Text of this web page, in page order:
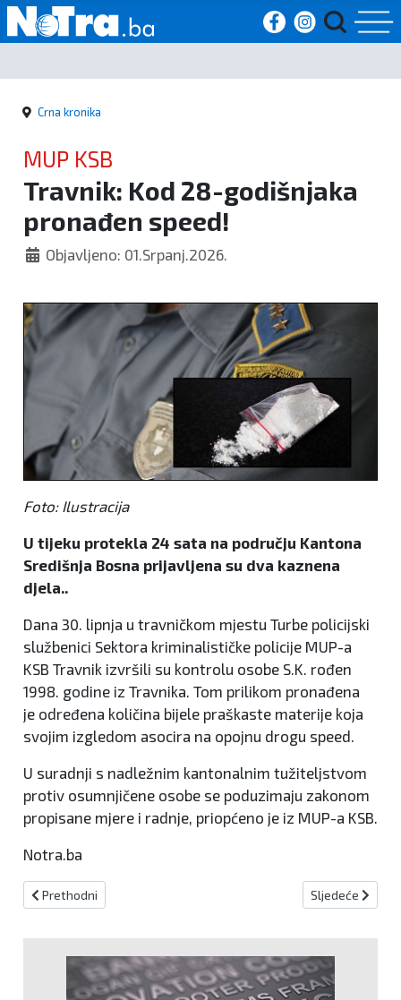
Početna
Vijesti
Sport
Kultura
Crna
kronika
Politika
Zanimljivosti
Crna kronika
MUP KSB
Travnik: Kod 28-godišnjaka
pronađen speed!
Objavljeno: 01.Srpanj.2026.
Foto: Ilustracija
U tijeku protekla 24 sata na području Kantona
Središnja Bosna prijavljena su dva kaznena
djela..
Dana 30. lipnja u travničkom mjestu Turbe policijski
službenici Sektora kriminalističke policije MUP-a
KSB Travnik izvršili su kontrolu osobe S.K. rođen
1998. godine iz Travnika. Tom prilikom pronađena
je određena količina bijele praškaste materije koja
svojim izgledom asocira na opojnu drogu speed.
U suradnji s nadležnim kantonalnim tužiteljstvom
protiv osumnjičene osobe se poduzimaju zakonom
propisane mjere i radnje, priopćeno je iz MUP-a KSB.
Notra.ba
Prethodni članak: U prometnoj nesreći teže ozlijeđena 42-
Prethodni Sljedeći
Sljedeće